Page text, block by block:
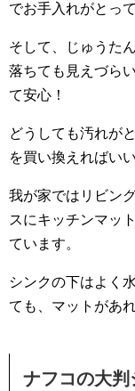
でお手入れがとっ
そして、じゅうた
落ちても見えづら
て安心！
どうしても汚れが
を買い換えればい
我が家ではリビン
スにキッチンマッ
ています。
シンクの下はよく
ても、マットがあ
ナフコの大